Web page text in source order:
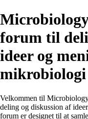
forum til
ideer og
mikrobiologi
Velkommen til
deling og diskussion af
forum er designet til at